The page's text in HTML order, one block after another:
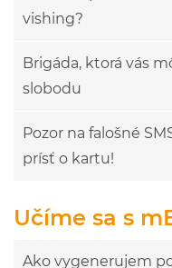
vishing?
Brigáda, ktorá vás
slobodu
Pozor na falošné
prísť o kartu!
Učíme sa s
Ako vygenerujem